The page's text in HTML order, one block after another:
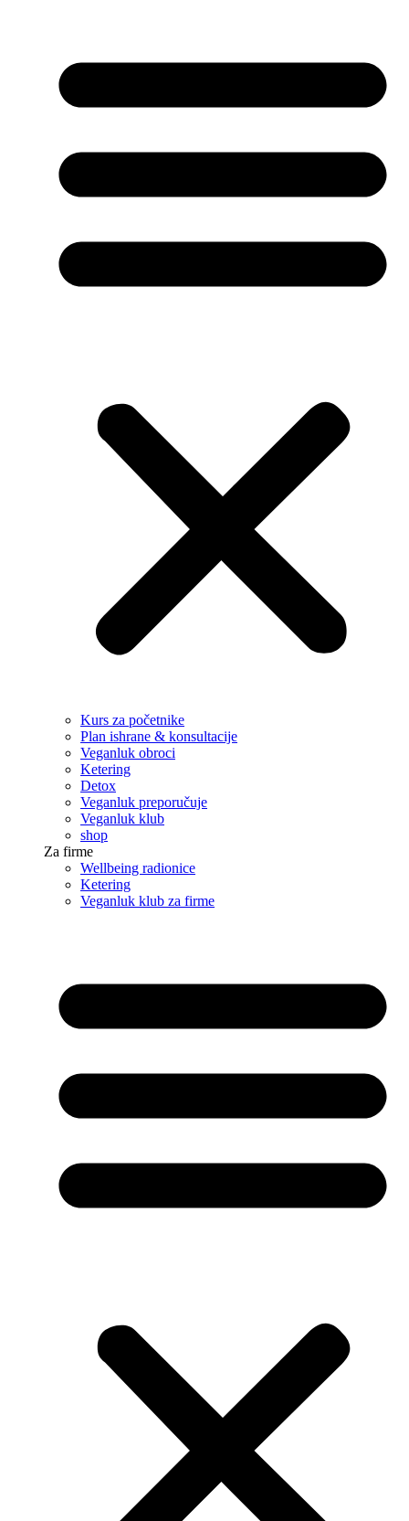
Kurs za početnike
Plan ishrane & konsultacije
Veganluk obroci
Ketering
Detox
Veganluk preporučuje
Veganluk klub
shop
Za firme
Wellbeing radionice
Ketering
Veganluk klub za firme